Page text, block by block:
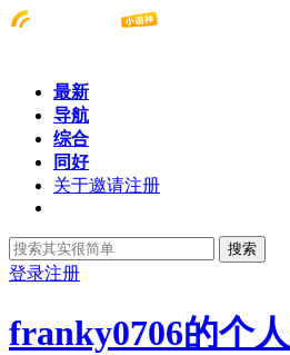
最新
导航
综合
同好
关于邀请注册
搜索
登录注册
franky0706的个